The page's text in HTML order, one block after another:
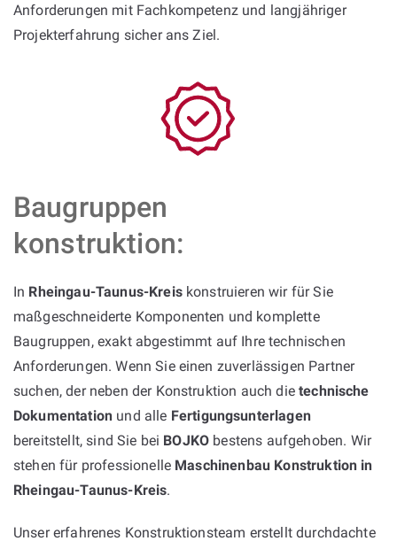
Anforderungen mit Fachkompetenz und langjähriger
Projekterfahrung sicher ans Ziel.
Baugruppen
konstruktion:
In Rheingau-Taunus-Kreiskonstruieren wir für Sie
maßgeschneiderte Komponenten und komplette
Baugruppen, exakt abgestimmt auf Ihre technischen
Anforderungen. Wenn Sie einen zuverlässigen Partner
suchen, der neben der Konstruktion auch dietechnische
Dokumentation und alle Fertigungsunterlagen
bereitstellt, sind Sie bei BOJKO bestens aufgehoben. Wir
stehen für professionelle Maschinenbau Konstruktion in
Rheingau-Taunus-Kreis.
Unser erfahrenes Konstruktionsteam erstellt durchdachte